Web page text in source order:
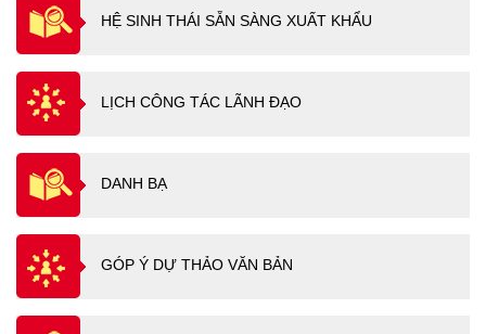
HỆ SINH THÁI SẴN SÀNG XUẤT KHẨU
LỊCH CÔNG TÁC LÃNH ĐẠO
DANH BẠ
GÓP Ý DỰ THẢO VĂN BẢN